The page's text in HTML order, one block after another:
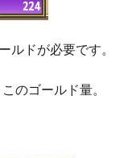
ドが必要です。
のゴールド量。